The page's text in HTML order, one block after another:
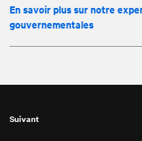
En savoir plus sur notre
gouvernementales
Suivant